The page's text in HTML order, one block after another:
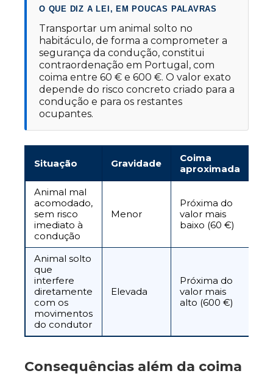
O QUE DIZ A LEI, EM POUCAS PALAVRAS
Transportar um animal solto no
habitáculo, de forma a comprometer a
segurança da condução, constitui
contraordenação em Portugal, com
coima entre 60 € e 600 €. O valor exato
depende do risco concreto criado para a
condução e para os restantes
ocupantes.
Situação Gravidade
Coima
aproximada
Animal mal
acomodado,
sem risco
imediato à
condução
Menor
Próxima do
valor mais
baixo (60 €)
Animal solto
que
interfere
diretamente
com os
movimentos
do condutor
Elevada
Próxima do
valor mais
alto (600 €)
Consequências além da coima